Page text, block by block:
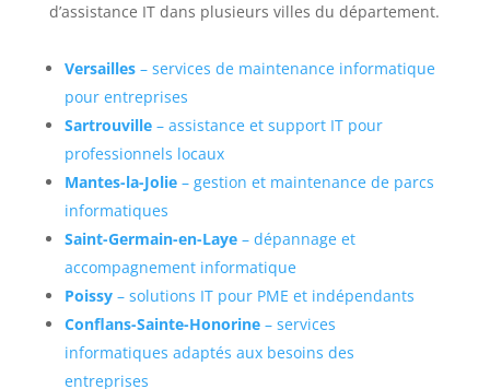
d’assistance IT dans plusieurs villes du département.
Versailles– services de maintenance informatique
pour entreprises
Sartrouville – assistance et support IT pour
professionnels locaux
Mantes-la-Jolie– gestion et maintenance de parcs
informatiques
Saint-Germain-en-Laye– dépannage et
accompagnement informatique
Poissy – solutions IT pour PME et indépendants
Conflans-Sainte-Honorine– services
informatiques adaptés aux besoins des
entreprises